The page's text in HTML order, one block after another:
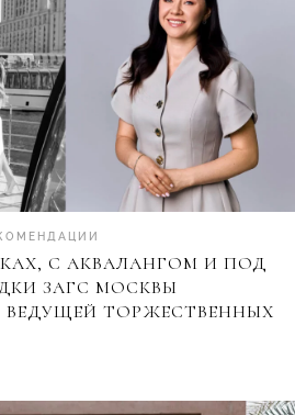
С АКВАЛАНГОМ И ПОД
ЗАГС МОСКВЫ
ВЕДУЩЕЙ ТОРЖЕСТВЕННЫХ